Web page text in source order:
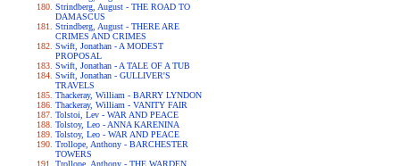
Strindberg, August - THE ROAD TO
DAMASCUS
Strindberg, August - THERE ARE
CRIMES AND CRIMES
Swift, Jonathan - A MODEST
PROPOSAL
Swift, Jonathan - A TALE OF A TUB
Swift, Jonathan - GULLIVER'S
TRAVELS
Thackeray, William - BARRY LYNDON
Thackeray, William - VANITY FAIR
Tolstoi, Lev - WAR AND PEACE
Tolstoy, Leo - ANNA KARENINA
Tolstoy, Leo - WAR AND PEACE
Trollope, Anthony - BARCHESTER
TOWERS
Trollope, Anthony - THE WARDEN